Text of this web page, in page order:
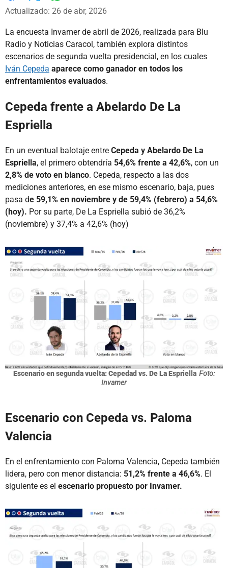
Facebook
X
Actualizado: 26 de abr, 2026
La encuesta Invamer de abril de 2026, realizada para Blu
Radio y Noticias Caracol, también explora distintos
escenarios de segunda vuelta presidencial, en los cuales
Iván Cepeda aparece como ganador en todos los
enfrentamientos evaluados.
Cepeda frente a Abelardo De La
Espriella
En un eventual balotaje entre Cepeda y Abelardo De La
Espriella, el primero obtendría 54,6% frente a 42,6%, con un
2,8% de voto en blanco. Cepeda, respecto a las dos
mediciones anteriores, en ese mismo escenario, baja, pues
pasa de 59,1% en noviembre y de 59,4% (febrero) a 54,6%
(hoy). Por su parte, De La Espriella subió de 36,2%
(noviembre) y 37,4% a 42,6% (hoy)
Escenario en segunda vuelta: Cepedad vs. De La Espriella Foto:
Invamer
Escenario con Cepeda vs. Paloma
Valencia
En el enfrentamiento con Paloma Valencia, Cepeda también
lidera, pero con menor distancia: 51,2% frente a 46,6%. El
siguiente es el escenario propuesto por Invamer.